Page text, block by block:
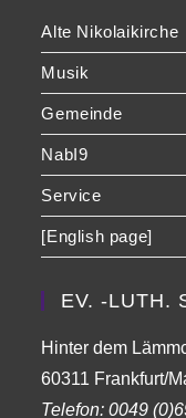
Alte Nikolaikirche
Musik
Gemeinde
NabI9
Service
[English page]
EV. -LUTH.
Hinter dem
60311 Frankfurt/
Telefon:0049